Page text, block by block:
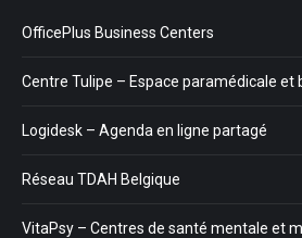
OfficePlus Business Centers
Centre Tulipe – Espace paramédicale et
Logidesk – Agenda en ligne partagé
Réseau TDAH Belgique
VitaPsy – Centres de santé mentale et